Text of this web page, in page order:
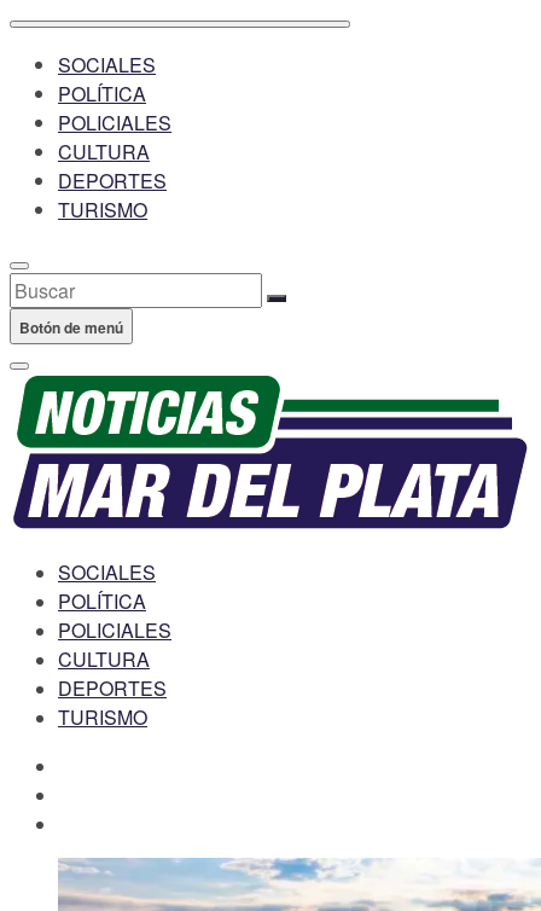
SOCIALES
POLÍTICA
POLICIALES
CULTURA
DEPORTES
TURISMO
Buscar
Botón de menú
SOCIALES
POLÍTICA
POLICIALES
CULTURA
DEPORTES
TURISMO